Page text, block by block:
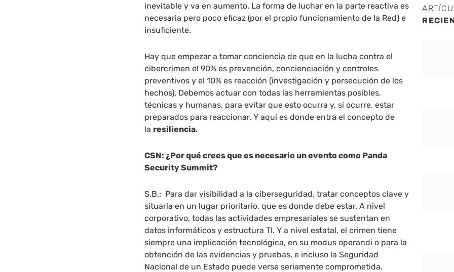
inevitable y va en aumento. La forma de luchar en la parte reactiva es
necesaria pero poco eficaz (por el propio funcionamiento de la Red) e
insuficiente.
Hay que empezar a tomar conciencia de que en la lucha contra el
cibercrimen el 90% es prevención, concienciación y controles
preventivos y el 10% es reacción (investigación y persecución de los
hechos). Debemos actuar con todas las herramientas posibles,
técnicas y humanas, para evitar que esto ocurra y, si ocurre, estar
preparados para reaccionar. Y aquí es donde entra el concepto de
la resiliencia.
CSN: ¿Por qué crees que es necesario un evento como Panda
Security Summit?
S.B.: Para dar visibilidad a la ciberseguridad, tratar conceptos clave y
situarla en un lugar prioritario, que es donde debe estar. A nivel
corporativo, todas las actividades empresariales se sustentan en
datos informáticos y estructura TI. Y a nivel estatal, el crimen tiene
siempre una implicación tecnológica, en su modus operandi o para la
obtención de las evidencias y pruebas, e incluso la Seguridad
Nacional de un Estado puede verse seriamente comprometida.